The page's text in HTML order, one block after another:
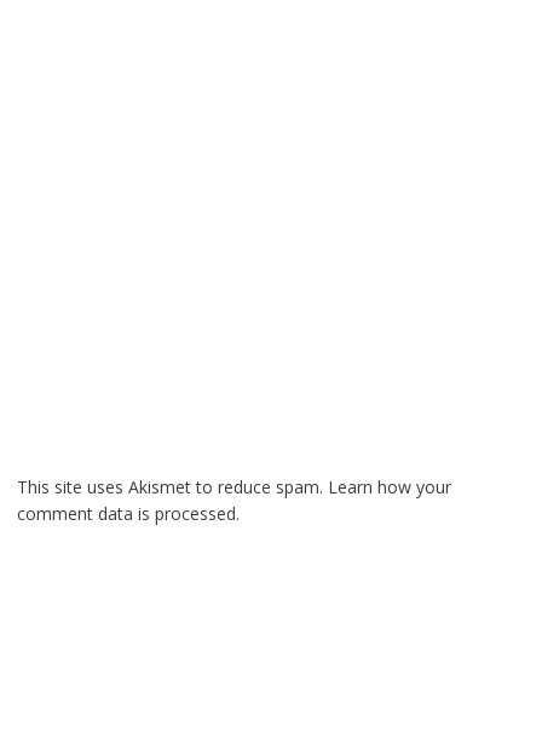
This site uses Akismet to reduce spam. Learn how your
comment data is processed.